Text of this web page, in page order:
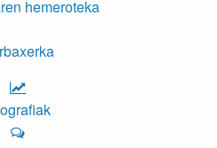
hemeroteka